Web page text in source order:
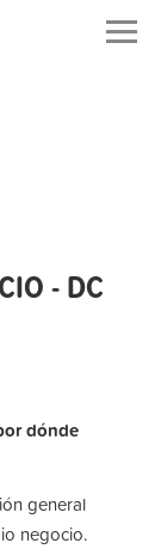
- DC
dónde
general
negocio.